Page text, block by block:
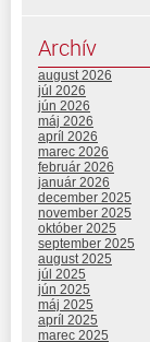
Archív
august 2026
júl 2026
jún 2026
máj 2026
apríl 2026
marec 2026
február 2026
január 2026
december 2025
november 2025
október 2025
september 2025
august 2025
júl 2025
jún 2025
máj 2025
apríl 2025
marec 2025